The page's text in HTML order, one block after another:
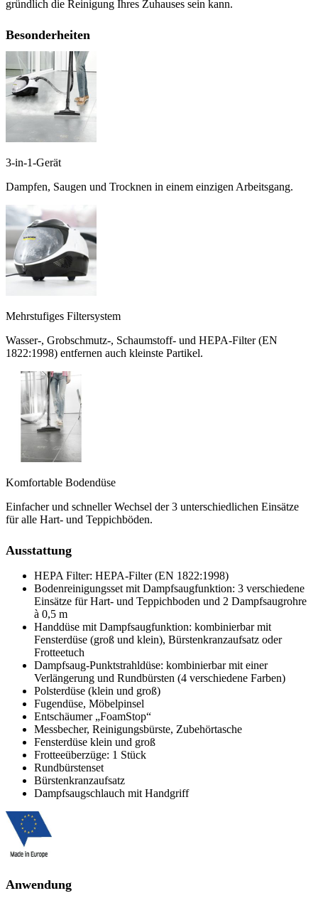
gründlich die Reinigung Ihres Zuhauses sein kann.
Besonderheiten
3-in-1-Gerät
Dampfen, Saugen und Trocknen in einem einzigen Arbeitsgang.
Mehrstufiges Filtersystem
Wasser-, Grobschmutz-, Schaumstoff- und HEPA-Filter (EN
1822:1998) entfernen auch kleinste Partikel.
Komfortable Bodendüse
Einfacher und schneller Wechsel der 3 unterschiedlichen Einsätze
für alle Hart- und Teppichböden.
Ausstattung
HEPA Filter: HEPA-Filter (EN 1822:1998)
Bodenreinigungsset mit Dampfsaugfunktion: 3 verschiedene
Einsätze für Hart- und Teppichboden und 2 Dampfsaugrohre
à 0,5 m
Handdüse mit Dampfsaugfunktion: kombinierbar mit
Fensterdüse (groß und klein), Bürstenkranzaufsatz oder
Frotteetuch
Dampfsaug-Punktstrahldüse: kombinierbar mit einer
Verlängerung und Rundbürsten (4 verschiedene Farben)
Polsterdüse (klein und groß)
Fugendüse, Möbelpinsel
Entschäumer „FoamStop“
Messbecher, Reinigungsbürste, Zubehörtasche
Fensterdüse klein und groß
Frotteeüberzüge: 1 Stück
Rundbürstenset
Bürstenkranzaufsatz
Dampfsaugschlauch mit Handgriff
Anwendung